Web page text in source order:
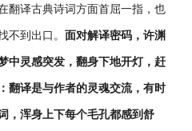
翻译古典诗词方面首屈一指，也
不到出口。 面对解译密码，许渊
中灵感突发，翻身下地开灯，赶
翻译是与作者的灵魂交流，有时
，浑身上下每个毛孔都感到舒